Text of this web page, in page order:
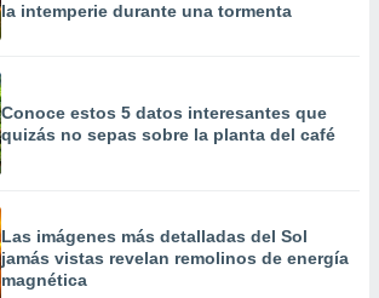
la intemperie durante una tormenta
Conoce estos 5 datos interesantes que
quizás no sepas sobre la planta del café
Las imágenes más detalladas del Sol
jamás vistas revelan remolinos de energía
magnética